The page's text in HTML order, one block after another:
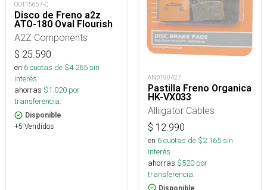
OUT15667-C
Disco de Freno a2z
ATO-180 Oval Flourish
A2Z Components
$ 25.590
en 6cuotas de $4.265sin
interés
ahorras $1.020 por
transferencia.
Disponible
+5 Vendidos
AND190427
Pastilla Freno Organica
HK-VX033
Alliigator Cables
$ 12.990
en 6cuotas de $2.165sin
interés
ahorras $520 por
transferencia.
Disponible